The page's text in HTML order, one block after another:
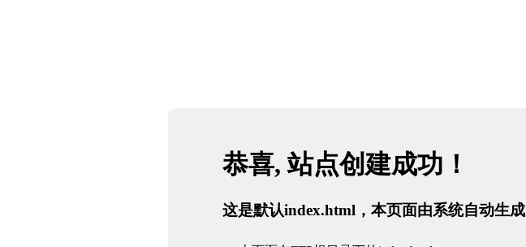
恭喜, 站点创建成功！
这是默认index.html，本页面由系统自动生成